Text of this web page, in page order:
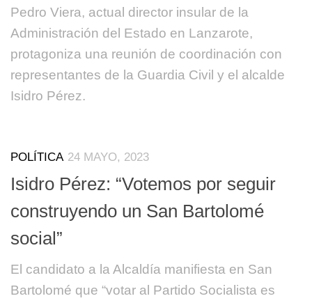
Pedro Viera, actual director insular de la
Administración del Estado en Lanzarote,
protagoniza una reunión de coordinación con
representantes de la Guardia Civil y el alcalde
Isidro Pérez.
POLÍTICA 24 MAYO, 2023
Isidro Pérez: “Votemos por seguir
construyendo un San Bartolomé
social”
El candidato a la Alcaldía manifiesta en San
Bartolomé que “votar al Partido Socialista es